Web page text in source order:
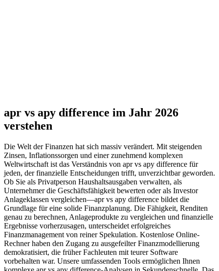
apr vs apy difference im Jahr 2026
verstehen
Die Welt der Finanzen hat sich massiv verändert. Mit steigenden
Zinsen, Inflationssorgen und einer zunehmend komplexen
Weltwirtschaft ist das Verständnis von apr vs apy difference für
jeden, der finanzielle Entscheidungen trifft, unverzichtbar geworden.
Ob Sie als Privatperson Haushaltsausgaben verwalten, als
Unternehmer die Geschäftsfähigkeit bewerten oder als Investor
Anlageklassen vergleichen—apr vs apy difference bildet die
Grundlage für eine solide Finanzplanung. Die Fähigkeit, Renditen
genau zu berechnen, Anlageprodukte zu vergleichen und finanzielle
Ergebnisse vorherzusagen, unterscheidet erfolgreiches
Finanzmanagement von reiner Spekulation. Kostenlose Online-
Rechner haben den Zugang zu ausgefeilter Finanzmodellierung
demokratisiert, die früher Fachleuten mit teurer Software
vorbehalten war. Unsere umfassenden Tools ermöglichen Ihnen